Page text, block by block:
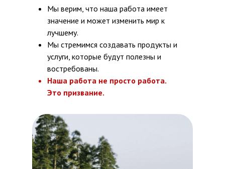
Мы верим, что наша работа имеет
значение и может изменить мир к
лучшему.
Мы стремимся создавать продукты и
услуги, которые будут полезны и
востребованы.
Наша работа не просто работа.
Это призвание.